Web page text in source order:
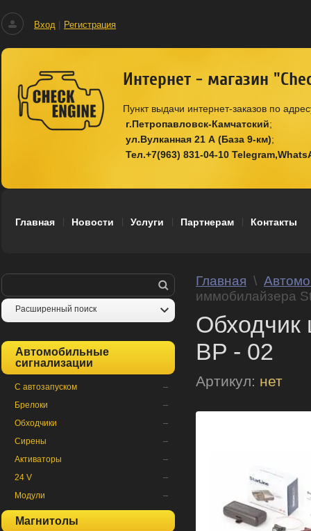
Вход Регистрация
Интернет - магазин
Пункт выдачи интернет-заказов по
г.Петропавловск-Камчатский
ул.Вулканная 21 А (База 9-км)
Тел.+7(963) 831-04-10
Главная Новости Услуги Партнерам Контакты
Главная \
иммобилайзера
Обходчик
BP - 02
Артикул: нет
Расширенный поиск
Автомобильные
сигнализации
С автозапуском
Брелоки
Обходчики
Сирены
Активаторы
24 V
Модули
Магнитолы